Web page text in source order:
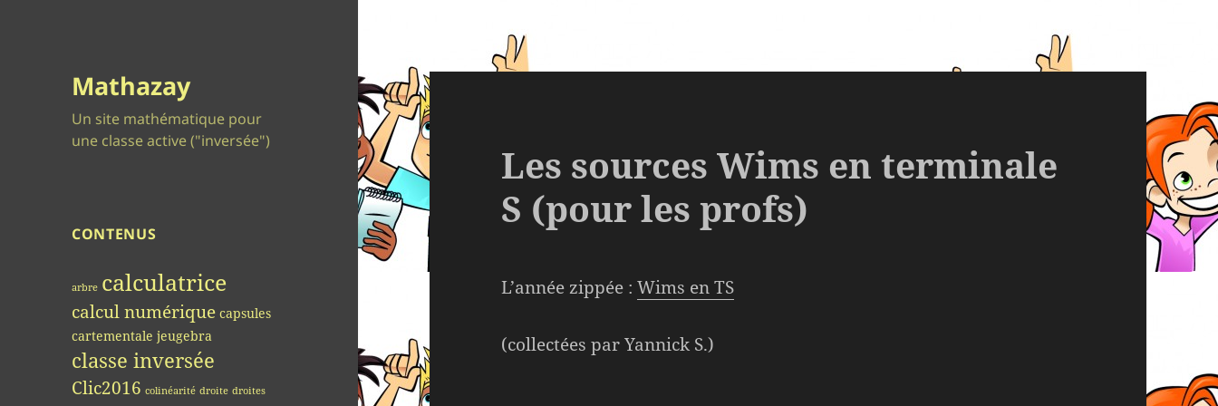
Mathazay
Un site mathématique pour
une classe active ("inversée")
CONTENUS
arbre calculatrice
calcul numérique capsules
cartementale jeugebra
classe inversée
Clic2016 colinéarité droite droites
Les sources Wims en terminale
S (pour les profs)
L’année zippée :Wims en TS
(collectées par Yannick S.)